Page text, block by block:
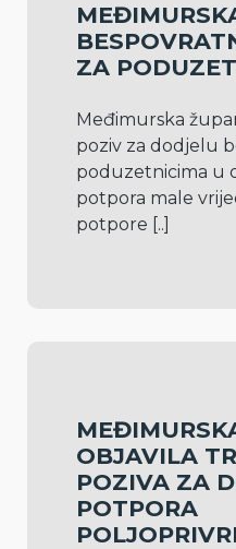
ZA
Međimurska
poziv za dodjelu
poduzetnicima u
potpora male
potpore [..]
OBJAVILA
POZIVA ZA
POTPORA